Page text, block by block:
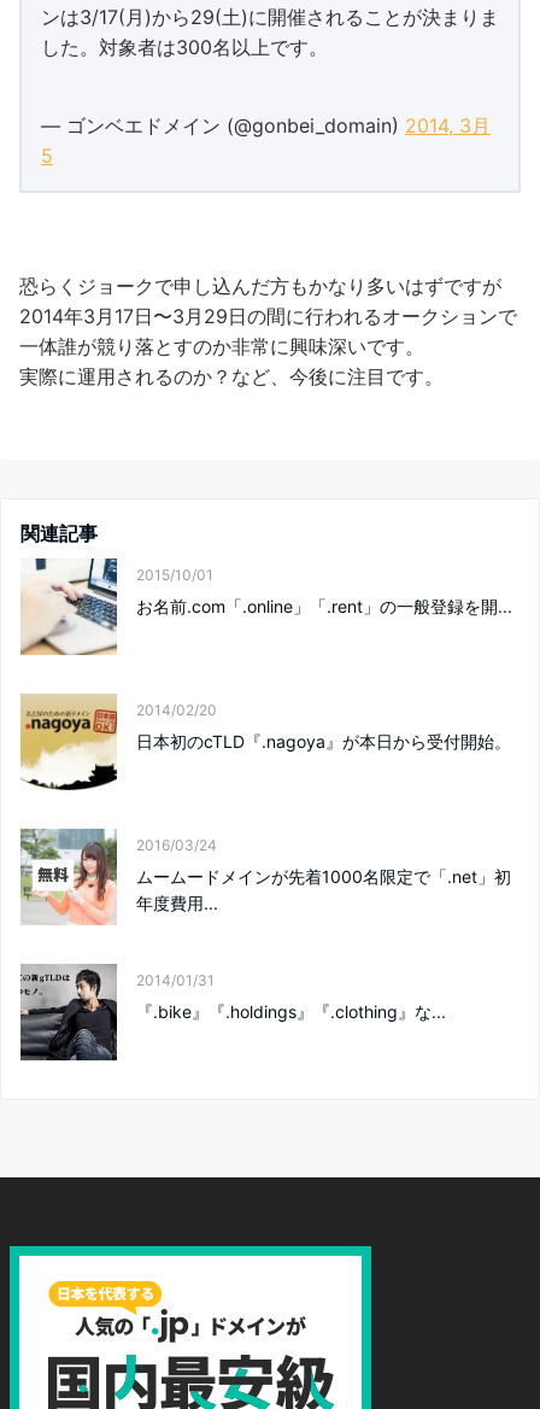
ンは3/17(月)から29(土)に開催されることが決まりま
した。対象者は300名以上です。
— ゴンベエドメイン (@gonbei_domain) 2014, 3月
5
恐らくジョークで申し込んだ方もかなり多いはずですが
2014年3月17日〜3月29日の間に行われるオークションで
一体誰が競り落とすのか非常に興味深いです。
実際に運用されるのか？など、今後に注目です。
関連記事
2015/10/01
お名前.com「.online」「.rent」の一般登録を開...
2014/02/20
日本初のcTLD『.nagoya』が本日から受付開始。
2016/03/24
ムームードメインが先着1000名限定で「.net」初
年度費用...
2014/01/31
『.bike』『.holdings』『.clothing』な...